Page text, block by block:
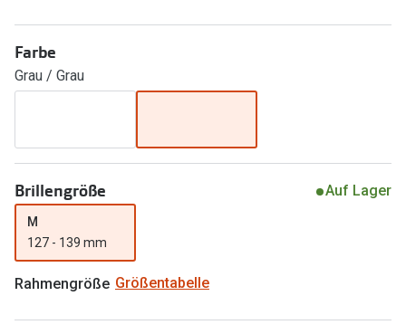
Ratgeber
Gleitsicht Ratgeber
Brillenpass richtig lesen
Angebote
Brillen 2 für 1
20% auf selbsttönende Gläser
Trends
Oakley
Farbe
Grau / Grau
Brillengröße Auf Lager
M
127 - 139 mm
Rahmengröße Größentabelle